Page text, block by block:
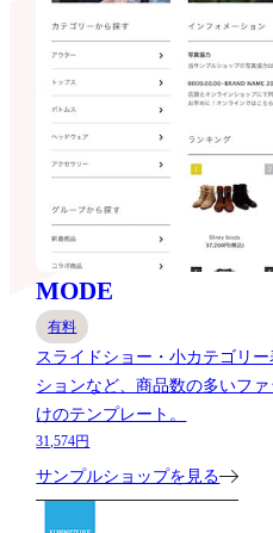
MODE
有料
スライドショー・小カテゴリ
ションなど、商品数の多いフ
けのテンプレート。
31,574円
サンプルショップを見る